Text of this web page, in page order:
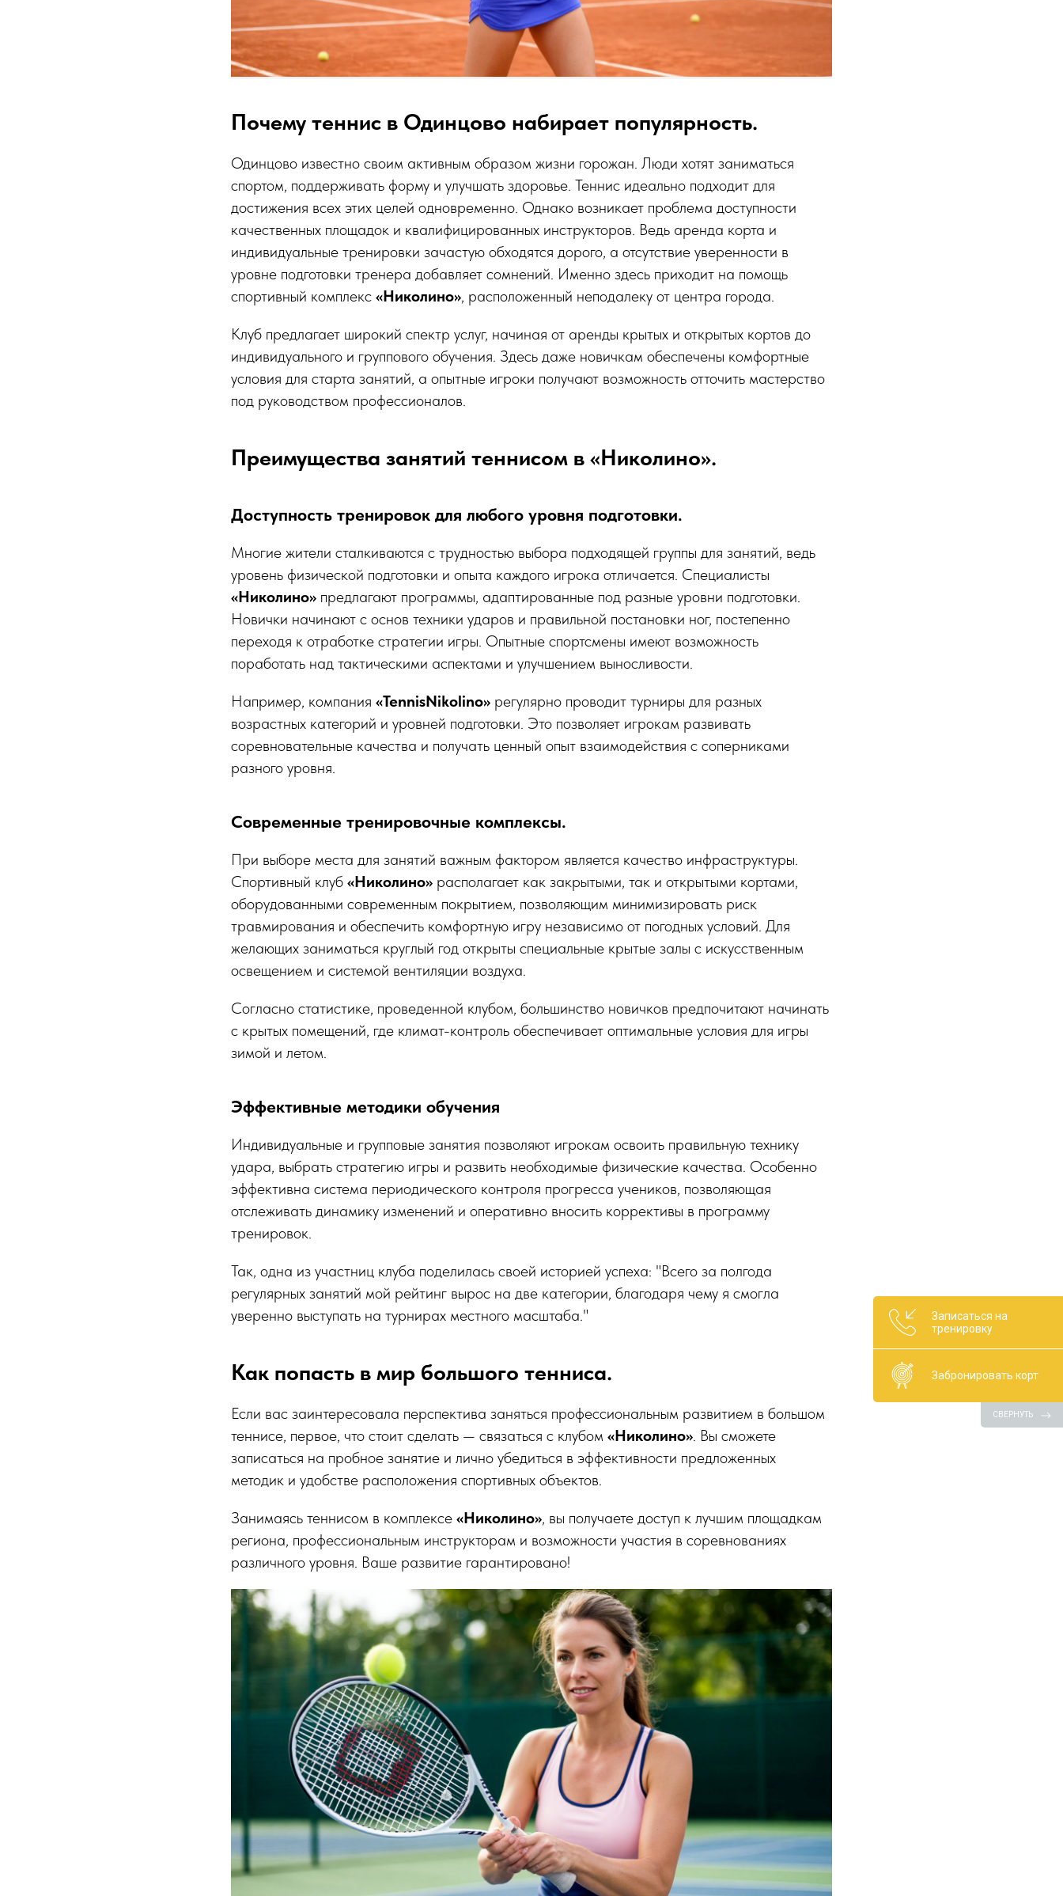
Почему теннис в Одинцово набирает популярность.
Одинцово известно своим активным образом жизни горожан. Люди хотят заниматься
спортом, поддерживать форму и улучшать здоровье. Теннис идеально подходит для
достижения всех этих целей одновременно. Однако возникает проблема доступности
качественных площадок и квалифицированных инструкторов. Ведь аренда корта и
индивидуальные тренировки зачастую обходятся дорого, а отсутствие уверенности в
уровне подготовки тренера добавляет сомнений. Именно здесь приходит на помощь
спортивный комплекс «Николино», расположенный неподалеку от центра города.
Клуб предлагает широкий спектр услуг, начиная от аренды крытых и открытых кортов до
индивидуального и группового обучения. Здесь даже новичкам обеспечены комфортные
условия для старта занятий, а опытные игроки получают возможность отточить мастерство
под руководством профессионалов.
Преимущества занятий теннисом в «Николино».
Доступность тренировок для любого уровня подготовки.
Многие жители сталкиваются с трудностью выбора подходящей группы для занятий, ведь
уровень физической подготовки и опыта каждого игрока отличается. Специалисты
«Николино» предлагают программы, адаптированные под разные уровни подготовки.
Новички начинают с основ техники ударов и правильной постановки ног, постепенно
переходя к отработке стратегии игры. Опытные спортсмены имеют возможность
поработать над тактическими аспектами и улучшением выносливости.
Например, компания «TennisNikolino» регулярно проводит турниры для разных
возрастных категорий и уровней подготовки. Это позволяет игрокам развивать
соревновательные качества и получать ценный опыт взаимодействия с соперниками
разного уровня.
Современные тренировочные комплексы.
При выборе места для занятий важным фактором является качество инфраструктуры.
Спортивный клуб «Николино» располагает как закрытыми, так и открытыми кортами,
оборудованными современным покрытием, позволяющим минимизировать риск
травмирования и обеспечить комфортную игру независимо от погодных условий. Для
желающих заниматься круглый год открыты специальные крытые залы с искусственным
освещением и системой вентиляции воздуха.
Согласно статистике, проведенной клубом, большинство новичков предпочитают начинать
с крытых помещений, где климат-контроль обеспечивает оптимальные условия для игры
зимой и летом.
Эффективные методики обучения
Индивидуальные и групповые занятия позволяют игрокам освоить правильную технику
удара, выбрать стратегию игры и развить необходимые физические качества. Особенно
эффективна система периодического контроля прогресса учеников, позволяющая
отслеживать динамику изменений и оперативно вносить коррективы в программу
тренировок.
Так, одна из участниц клуба поделилась своей историей успеха: "Всего за полгода
регулярных занятий мой рейтинг вырос на две категории, благодаря чему я смогла
уверенно выступать на турнирах местного масштаба."
Как попасть в мир большого тенниса.
Если вас заинтересовала перспектива заняться профессиональным развитием в большом
теннисе, первое, что стоит сделать — связаться с клубом «Николино». Вы сможете
записаться на пробное занятие и лично убедиться в эффективности предложенных
методик и удобстве расположения спортивных объектов.
Занимаясь теннисом в комплексе «Николино», вы получаете доступ к лучшим площадкам
региона, профессиональным инструкторам и возможности участия в соревнованиях
различного уровня. Ваше развитие гарантировано!
Записаться на
тренировку
Забронировать корт
СВЕРНУТЬ